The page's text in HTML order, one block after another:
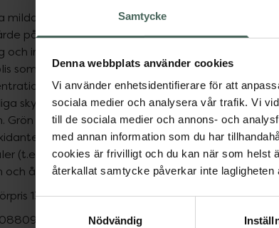
Samtycke
Denna webbplats använder cookies
Vi använder enhetsidentifierare för att
sociala medier och analysera vår trafik. Vi
till de sociala medier och annons- och
med annan information som du har
cookies är frivilligt och du kan när som helst
återkallat samtycke påverkar inte
Nödvändig
milda ampoule har lugnande egenskaper och
på 5,5 hjälper den till att återfukta, lugna och
och irriterad hud. Den innehåller bland annat
som är full med antioxidanter och som innehåller
av klorofyll, vilket reparerar och stärker
skyddsbarriär, läker blemmor och lugnar
Grön propolis är också fylld med flavanoider och
som skyddar huden från yttre
(t.ex föroreningar i luften) ökar på
och återupplivar trött hud.
13,30 kr/ml
08809495681716